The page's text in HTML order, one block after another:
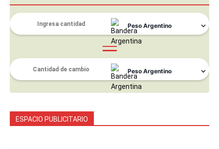
ESPACIO PUBLICITARIO